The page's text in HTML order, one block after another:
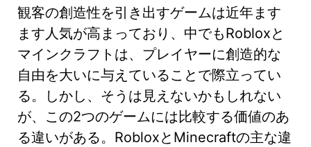
観客の創造性を引き出すゲームは近年ます
ます人気が高まっており、中でもRobloxと
マインクラフトは、プレイヤーに創造的な
自由を大いに与えていることで際立ってい
る。しかし、そうは見えないかもしれない
が、この2つのゲームには比較する価値のあ
る違いがある。RobloxとMinecraftの主な違